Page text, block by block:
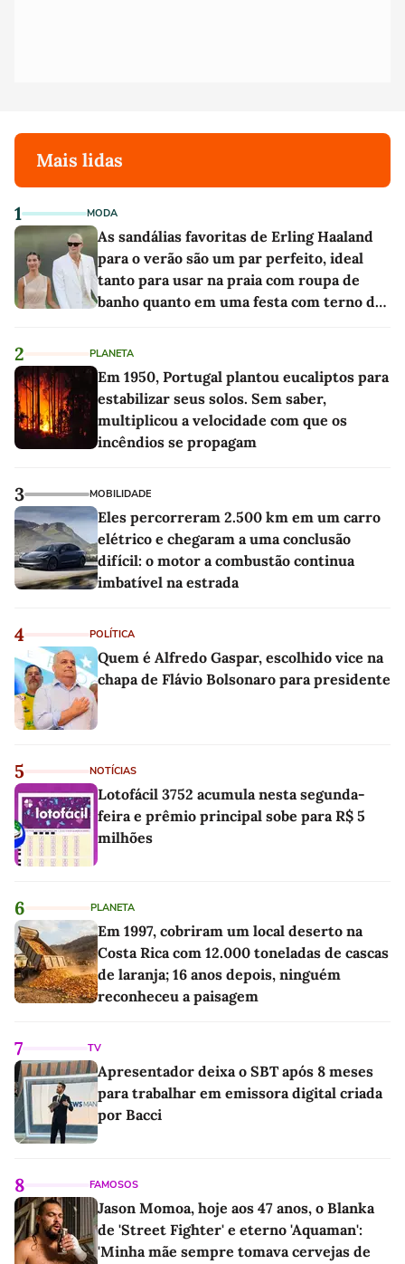
Mais lidas
1 MODA
As sandálias favoritas de Erling Haaland
para o verão são um par perfeito, ideal
tanto para usar na praia com roupa de
banho quanto em uma festa com terno de
2 PLANETA
Em 1950, Portugal plantou eucaliptos para
estabilizar seus solos. Sem saber,
multiplicou a velocidade com que os
incêndios se propagam
3 MOBILIDADE
Eles percorreram 2.500 km em um carro
elétrico e chegaram a uma conclusão
difícil: o motor a combustão continua
imbatível na estrada
4 POLÍTICA
Quem é Alfredo Gaspar, escolhido vice na
chapa de Flávio Bolsonaro para presidente
5 NOTÍCIAS
Lotofácil 3752 acumula nesta segunda-
feira e prêmio principal sobe para R$ 5
milhões
6 PLANETA
Em 1997, cobriram um local deserto na
Costa Rica com 12.000 toneladas de cascas
de laranja; 16 anos depois, ninguém
reconheceu a paisagem
7 TV
Apresentador deixa o SBT após 8 meses
para trabalhar em emissora digital criada
por Bacci
8 FAMOSOS
Jason Momoa, hoje aos 47 anos, o Blanka
de 'Street Fighter' e eterno 'Aquaman':
'Minha mãe sempre tomava cervejas de